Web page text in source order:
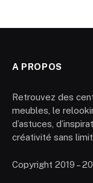
A PROPOS
Retrouvez des
meubles, le
d’astuces,
créativité sans
Copyright 2019 –